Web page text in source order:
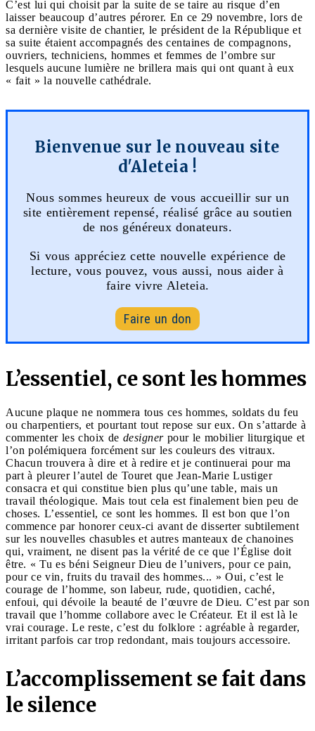
C’est lui qui choisit par la suite de se taire au risque d’en
laisser beaucoup d’autres pérorer. En ce 29 novembre, lors de
sa dernière visite de chantier, le président de la République et
sa suite étaient accompagnés des centaines de compagnons,
ouvriers, techniciens, hommes et femmes de l’ombre sur
lesquels aucune lumière ne brillera mais qui ont quant à eux
« fait » la nouvelle cathédrale.
Bienvenue sur le nouveau site
d'Aleteia !
Nous sommes heureux de vous accueillir sur un
site entièrement repensé, réalisé grâce au soutien
de nos généreux donateurs.
Si vous appréciez cette nouvelle expérience de
lecture, vous pouvez, vous aussi, nous aider à
faire vivre Aleteia.
Faire un don
L’essentiel, ce sont les hommes
Aucune plaque ne nommera tous ces hommes, soldats du feu
ou charpentiers, et pourtant tout repose sur eux. On s’attarde à
commenter les choix de designerpour le mobilier liturgique et
l’on polémiquera forcément sur les couleurs des vitraux.
Chacun trouvera à dire et à redire et je continuerai pour ma
part à pleurer l’autel de Touret que Jean-Marie Lustiger
consacra et qui constitue bien plus qu’une table, mais un
travail théologique. Mais tout cela est finalement bien peu de
choses. L’essentiel, ce sont les hommes. Il est bon que l’on
commence par honorer ceux-ci avant de disserter subtilement
sur les nouvelles chasubles et autres manteaux de chanoines
qui, vraiment, ne disent pas la vérité de ce que l’Église doit
être. « Tu es béni Seigneur Dieu de l’univers, pour ce pain,
pour ce vin, fruits du travail des hommes... » Oui, c’est le
courage de l’homme, son labeur, rude, quotidien, caché,
enfoui, qui dévoile la beauté de l’œuvre de Dieu. C’est par son
travail que l’homme collabore avec le Créateur. Et il est là le
vrai courage. Le reste, c’est du folklore : agréable à regarder,
irritant parfois car trop redondant, mais toujours accessoire.
L’accomplissement se fait dans
le silence